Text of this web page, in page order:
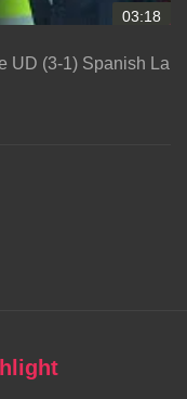
03:18
Spanish La